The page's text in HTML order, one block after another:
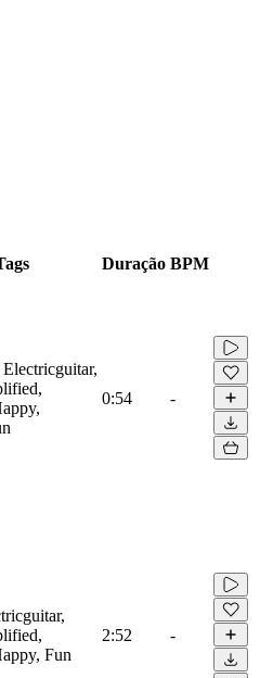
Duração BPM
0:54 -
Fun
2:52 -